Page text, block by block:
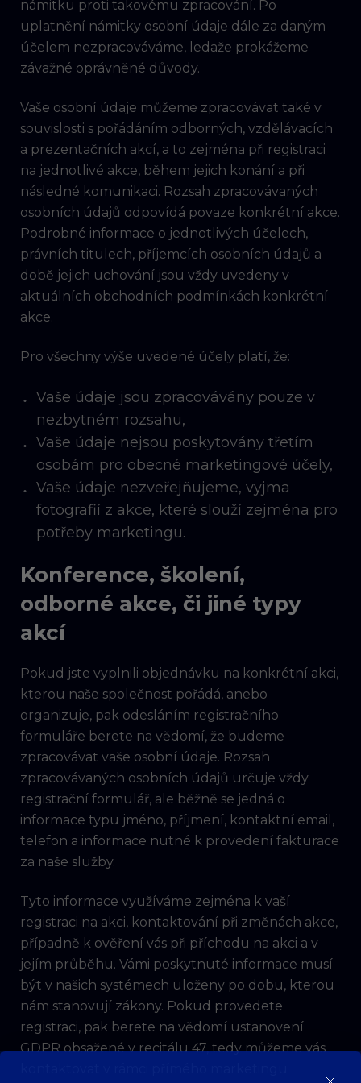
námitku proti takovému zpracování. Po
uplatnění námitky osobní údaje dále za daným
účelem nezpracováváme, ledaže prokážeme
závažné oprávněné důvody.
Vaše osobní údaje můžeme zpracovávat také v
souvislosti s pořádáním odborných, vzdělávacích
a prezentačních akcí, a to zejména při registraci
na jednotlivé akce, během jejich konání a při
následné komunikaci. Rozsah zpracovávaných
osobních údajů odpovídá povaze konkrétní akce.
Podrobné informace o jednotlivých účelech,
právních titulech, příjemcích osobních údajů a
době jejich uchování jsou vždy uvedeny v
aktuálních obchodních podmínkách konkrétní
akce.
Pro všechny výše uvedené účely platí, že:
Vaše údaje jsou zpracovávány pouze v
nezbytném rozsahu,
Vaše údaje nejsou poskytovány třetím
osobám pro obecné marketingové účely,
Vaše údaje nezveřejňujeme, vyjma
fotografií z akce, které slouží zejména pro
potřeby marketingu.
Konference, školení,
odborné akce, či jiné typy
akcí
Pokud jste vyplnili objednávku na konkrétní akci,
kterou naše společnost pořádá, anebo
organizuje, pak odesláním registračního
formuláře berete na vědomí, že budeme
zpracovávat vaše osobní údaje. Rozsah
zpracovávaných osobních údajů určuje vždy
registrační formulář, ale běžně se jedná o
informace typu jméno, příjmení, kontaktní email,
telefon a informace nutné k provedení fakturace
za naše služby.
Tyto informace využíváme zejména k vaší
registraci na akci, kontaktování při změnách akce,
případně k ověření vás při příchodu na akci a v
jejím průběhu. Vámi poskytnuté informace musí
být v našich systémech uloženy po dobu, kterou
nám stanovují zákony. Pokud provedete
registraci, pak berete na vědomí ustanovení
GDPR obsažené v recitálu 47, tedy můžeme vás